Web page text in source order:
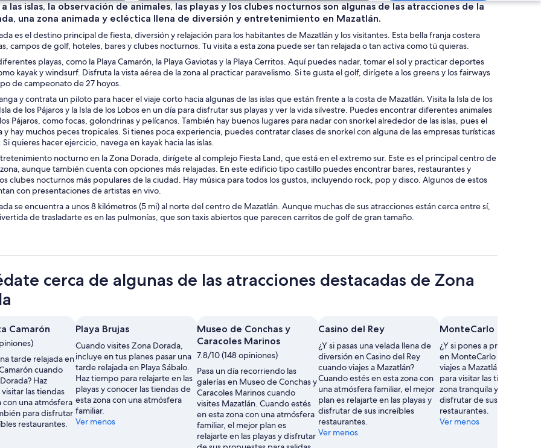
con dos bancos de piedra mirando al mar, con afloramientos rocosos y colinas al fondo.
Una playa con gente nadando y tomando el sol, palmeras y un edificio blanco con
Una calle concurrida con un
a las islas, la observación de animales, las playas y los clubes nocturnos son algunas de las atracciones de la
una zona animada y ecléctica llena de diversión y entretenimiento en Mazatlán.
es el destino principal de fiesta, diversión y relajación para los habitantes de Mazatlán y los visitantes. Esta bella franja costera
campos de golf, hoteles, bares y clubes nocturnos. Tu visita a esta zona puede ser tan relajada o tan activa como tú quieras.
playas, como la Playa Camarón, la Playa Gaviotas y la Playa Cerritos. Aquí puedes nadar, tomar el sol y practicar deportes
kayak y windsurf. Disfruta la vista aérea de la zona al practicar paravelismo. Si te gusta el golf, dirígete a los greens y los fairways
de campeonato de 27 hoyos.
y contrata un piloto para hacer el viaje corto hacia algunas de las islas que están frente a la costa de Mazatlán. Visita la Isla de los
de los Pájaros y la Isla de los Lobos en un día para disfrutar sus playas y ver la vida silvestre. Puedes encontrar diferentes animales
Pájaros, como focas, golondrinas y pelícanos. También hay buenos lugares para nadar con snorkel alrededor de las islas, pues el
y hay muchos peces tropicales. Si tienes poca experiencia, puedes contratar clases de snorkel con alguna de las empresas turísticas
quieres hacer ejercicio, navega en kayak hacia las islas.
nocturno en la Zona Dorada, dirígete al complejo Fiesta Land, que está en el extremo sur. Este es el principal centro de
aunque también cuenta con opciones más relajadas. En este edificio tipo castillo puedes encontrar bares, restaurantes y
clubes nocturnos más populares de la ciudad. Hay música para todos los gustos, incluyendo rock, pop y disco. Algunos de estos
con presentaciones de artistas en vivo.
se encuentra a unos 8 kilómetros (5 mi) al norte del centro de Mazatlán. Aunque muchas de sus atracciones están cerca entre sí,
de trasladarte es en las pulmonías, que son taxis abiertos que parecen carritos de golf de gran tamaño.
cerca de algunas de las atracciones destacadas de Zona
Camarón
tarde relajada en
cuando
Haz
las tiendas
con una atmósfera
para disfrutar
restaurantes.
Playa Brujas
Cuando visites Zona Dorada,
incluye en tus planes pasar una
tarde relajada en Playa Sábalo.
Haz tiempo para relajarte en las
playas y conocer las tiendas de
esta zona con una atmósfera
familiar.
Ver menos
Museo de Conchas y
Caracoles Marinos
7.8/10 (148 opiniones)
Pasa un día recorriendo las
galerías en Museo de Conchas y
Caracoles Marinos cuando
visites Mazatlán. Cuando estés
en esta zona con una atmósfera
familiar, el mejor plan es
relajarte en las playas y disfrutar
Casino del Rey
¿Y si pasas una velada llena de
diversión en Casino del Rey
cuando viajes a Mazatlán?
Cuando estés en esta zona con
una atmósfera familiar, el mejor
plan es relajarte en las playas y
disfrutar de sus increíbles
restaurantes.
Ver menos
MonteCarlo Casino
¿Y si pones a prueba tu
en MonteCarlo Casino
viajes a Mazatlán? Haz
para visitar las tiendas de
zona tranquila y también
disfrutar de sus increíbles
restaurantes.
Ver menos